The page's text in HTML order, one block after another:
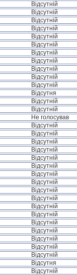
Відсутній
Відсутній
Відсутній
Відсутній
Відсутній
Відсутній
Відсутній
Відсутній
Відсутній
Відсутній
Відсутній
Відсутня
Відсутній
Відсутній
Не голосував
Відсутній
Відсутній
Відсутній
Відсутній
Відсутній
Відсутній
Відсутній
Відсутній
Відсутній
Відсутній
Відсутній
Відсутній
Відсутній
Відсутній
Відсутній
Відсутній
Відсутній
Відсутня
Відсутній